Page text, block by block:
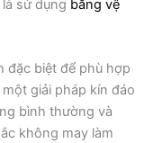
sử dụng băng vệ
đặc biệt để phù hợp
giải pháp kín đáo
bình thường và
không may làm